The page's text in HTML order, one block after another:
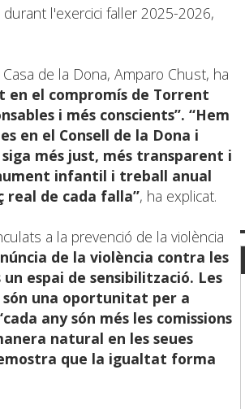
l'exercici faller 2025-2026,
de la Dona, Amparo Chust, ha
en el compromís de Torrent
i més conscients”. “Hem
en el Consell de la Dona i
més just, més transparent i
infantil i treball anual
de cada falla”, ha explicat.
a la prevenció de la violència
de la violència contra les
espai de sensibilització. Les
una oportunitat per a
any són més les comissions
natural en les seues
que la igualtat forma